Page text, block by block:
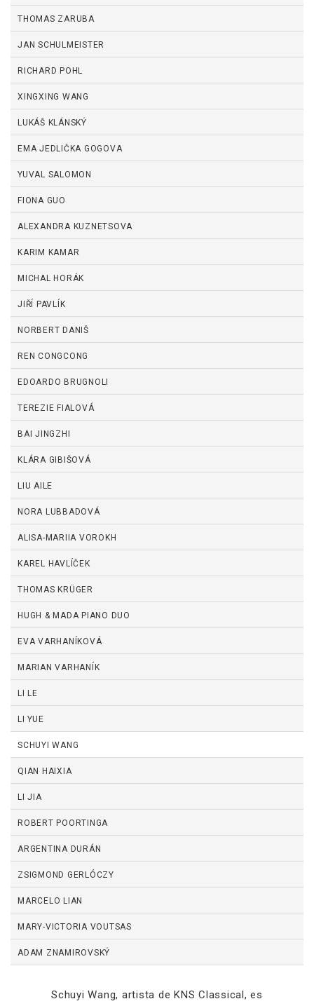
THOMAS ZARUBA
JAN SCHULMEISTER
RICHARD POHL
XINGXING WANG
LUKÁŠ KLÁNSKÝ
EMA JEDLIČKA GOGOVA
YUVAL SALOMON
FIONA GUO
ALEXANDRA KUZNETSOVA
KARIM KAMAR
MICHAL HORÁK
JIŘÍ PAVLÍK
NORBERT DANIŠ
REN CONGCONG
EDOARDO BRUGNOLI
TEREZIE FIALOVÁ
BAI JINGZHI
KLÁRA GIBIŠOVÁ
LIU AILE
NORA LUBBADOVÁ
ALISA-MARIIA VOROKH
KAREL HAVLÍČEK
THOMAS KRÜGER
HUGH & MADA PIANO DUO
EVA VARHANÍKOVÁ
MARIAN VARHANÍK
LI LE
LI YUE
SCHUYI WANG
QIAN HAIXIA
LI JIA
ROBERT POORTINGA
ARGENTINA DURÁN
ZSIGMOND GERLÓCZY
MARCELO LIAN
MARY-VICTORIA VOUTSAS
ADAM ZNAMIROVSKÝ
Schuyi Wang, artista de KNS Classical, es